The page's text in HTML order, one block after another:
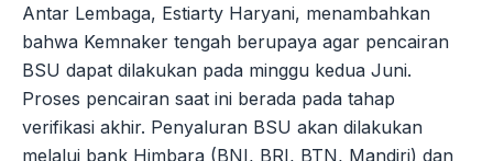
Antar Lembaga, Estiarty Haryani, menambahkan
bahwa Kemnaker tengah berupaya agar pencairan
BSU dapat dilakukan pada minggu kedua Juni.
Proses pencairan saat ini berada pada tahap
verifikasi akhir. Penyaluran BSU akan dilakukan
melalui bank Himbara (BNI, BRI, BTN, Mandiri) dan